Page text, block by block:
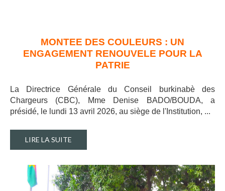
MONTEE DES COULEURS : UN
ENGAGEMENT RENOUVELE POUR LA
PATRIE
La Directrice Générale du Conseil burkinabè des
Chargeurs (CBC), Mme Denise BADO/BOUDA, a
présidé, le lundi 13 avril 2026, au siège de l'Institution, ...
LIRE LA SUITE